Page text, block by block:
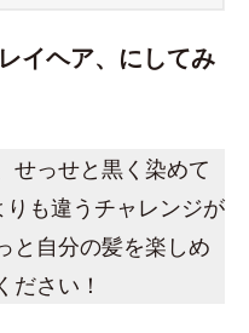
イヘア、にしてみ
せっせと黒く染めて
りも違うチャレンジが
と自分の髪を楽しめ
ださい！